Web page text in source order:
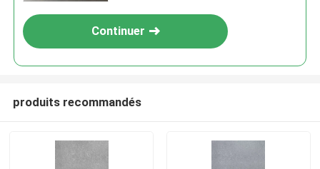
Continuer
produits recommandés